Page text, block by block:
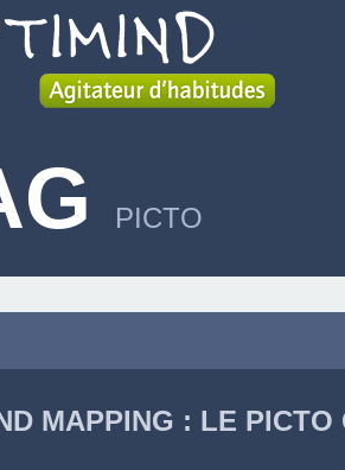
PICTO
MAPPING : LE PICTO